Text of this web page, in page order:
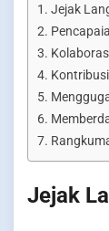
Jejak
Jejak